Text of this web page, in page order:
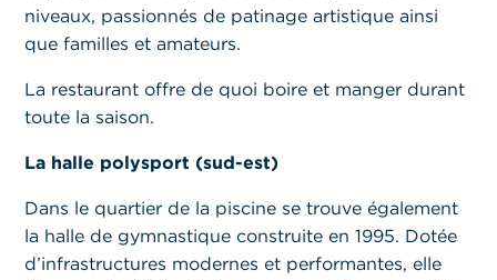
niveaux, passionnés de patinage artistique ainsi
que familles et amateurs.
La restaurant offre de quoi boire et manger durant
toute la saison.
La halle polysport (sud-est)
Dans le quartier de la piscine se trouve également
la halle de gymnastique construite en 1995. Dotée
d’infrastructures modernes et performantes, elle